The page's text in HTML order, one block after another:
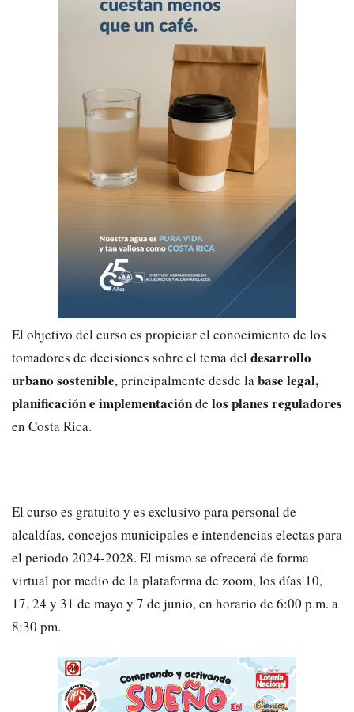
El objetivo del curso es propiciar el conocimiento de los
tomadores de decisiones sobre el tema del desarrollo
urbano sostenible, principalmente desde labase legal,
planificación e implementaciónde los planes reguladores
en Costa Rica.
El curso es gratuito y es exclusivo para personal de
alcaldías, concejos municipales e intendencias electas para
el periodo 2024-2028. El mismo se ofrecerá de forma
virtual por medio de la plataforma de zoom, los días 10,
17, 24 y 31 de mayo y 7 de junio, en horario de 6:00 p.m. a
8:30 pm.